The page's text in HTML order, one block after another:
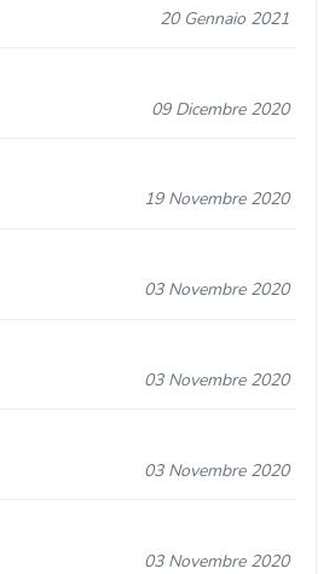
20 Gennaio 2021
09 Dicembre 2020
19 Novembre 2020
03 Novembre 2020
03 Novembre 2020
03 Novembre 2020
03 Novembre 2020